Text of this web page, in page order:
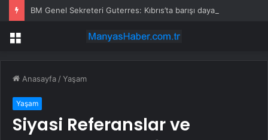
Menü
Anasayfa /Yaşam
Yaşam
Siyasi Referanslar ve